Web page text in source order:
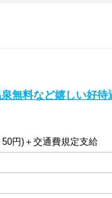
無料など嬉しい好
円)＋交通費規定支給